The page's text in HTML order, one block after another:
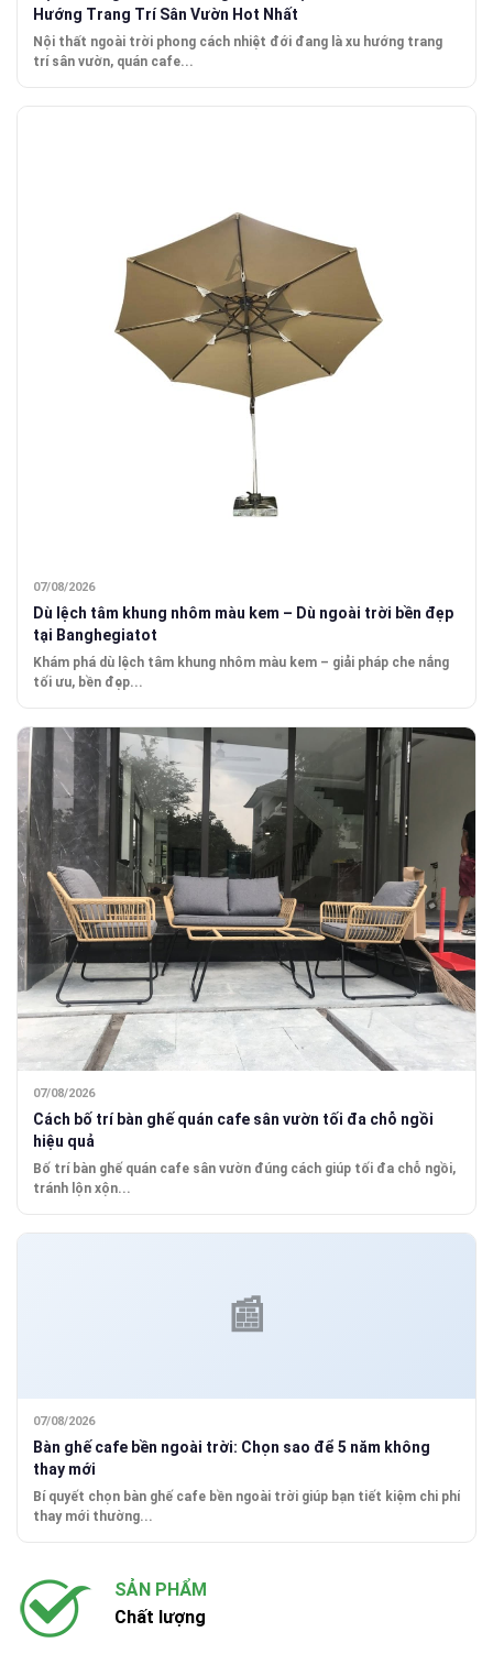
Hướng Trang Trí Sân Vườn Hot Nhất
Nội thất ngoài trời phong cách nhiệt đới đang là xu hướng trang
trí sân vườn, quán cafe...
07/08/2026
Dù lệch tâm khung nhôm màu kem – Dù ngoài trời bền đẹp
tại Banghegiatot
Khám phá dù lệch tâm khung nhôm màu kem – giải pháp che nắng
tối ưu, bền đẹp...
07/08/2026
Cách bố trí bàn ghế quán cafe sân vườn tối đa chỗ ngồi
hiệu quả
Bố trí bàn ghế quán cafe sân vườn đúng cách giúp tối đa chỗ ngồi,
tránh lộn xộn...
07/08/2026
Bàn ghế cafe bền ngoài trời: Chọn sao để 5 năm không
thay mới
Bí quyết chọn bàn ghế cafe bền ngoài trời giúp bạn tiết kiệm chi phí
thay mới thường...
SẢN PHẨM
Chất lượng